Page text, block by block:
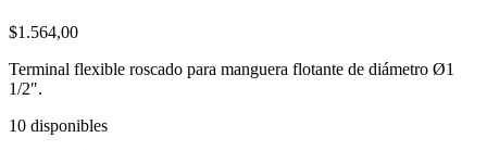
$1.564,00
Terminal flexible roscado para manguera flotante de diámetro Ø1
1/2″.
10 disponibles